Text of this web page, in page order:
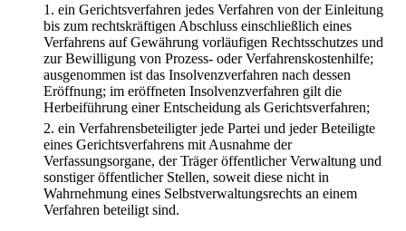
1. ein Gerichtsverfahren jedes Verfahren von der Einleitung
bis zum rechtskräftigen Abschluss einschließlich eines
Verfahrens auf Gewährung vorläufigen Rechtsschutzes und
zur Bewilligung von Prozess- oder Verfahrenskostenhilfe;
ausgenommen ist das Insolvenzverfahren nach dessen
Eröffnung; im eröffneten Insolvenzverfahren gilt die
Herbeiführung einer Entscheidung als Gerichtsverfahren;
2. ein Verfahrensbeteiligter jede Partei und jeder Beteiligte
eines Gerichtsverfahrens mit Ausnahme der
Verfassungsorgane, der Träger öffentlicher Verwaltung und
sonstiger öffentlicher Stellen, soweit diese nicht in
Wahrnehmung eines Selbstverwaltungsrechts an einem
Verfahren beteiligt sind.